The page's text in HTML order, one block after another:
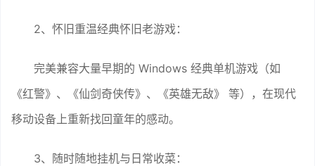
2、怀旧重温经典怀旧老游戏：
完美兼容大量早期的 Windows 经典单机游戏（如
《红警》、《仙剑奇侠传》、《英雄无敌》 等），在现代
移动设备上重新找回童年的感动。
3、随时随地挂机与日常收菜：